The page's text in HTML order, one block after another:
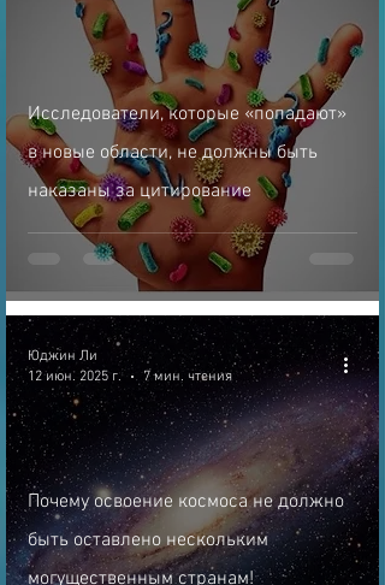
Исследователи, которые «попадают»
в новые области, не должны быть
наказаны за цитирование
Почему освоение космоса не должно
быть оставлено нескольким
могущественным странам!
Юджин Ли
12 июн. 2025 г.
7 мин. чтения